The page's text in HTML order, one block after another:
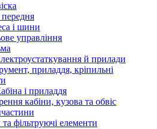
передня
і шини
управління
й прилади
приладдя, кріпильні
і приладдя
кабіни, кузова та обвіс
фільтруючі елементи